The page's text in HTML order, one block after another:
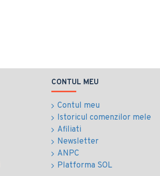
CONTUL MEU
Contul meu
Istoricul comenzilor mele
Afiliati
Newsletter
ANPC
Platforma SOL